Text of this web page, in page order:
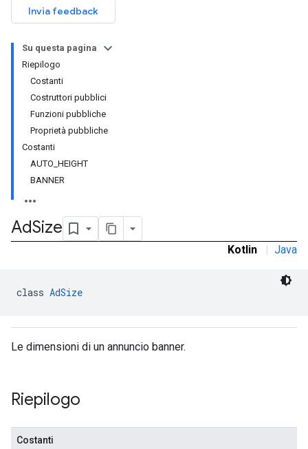
Invia feedback
Su questa pagina
Riepilogo
Costanti
Costruttori pubblici
Funzioni pubbliche
Proprietà pubbliche
Costanti
AUTO_HEIGHT
BANNER
AdSize
Kotlin | Java
class AdSize
Le dimensioni di un annuncio banner.
Riepilogo
Costanti